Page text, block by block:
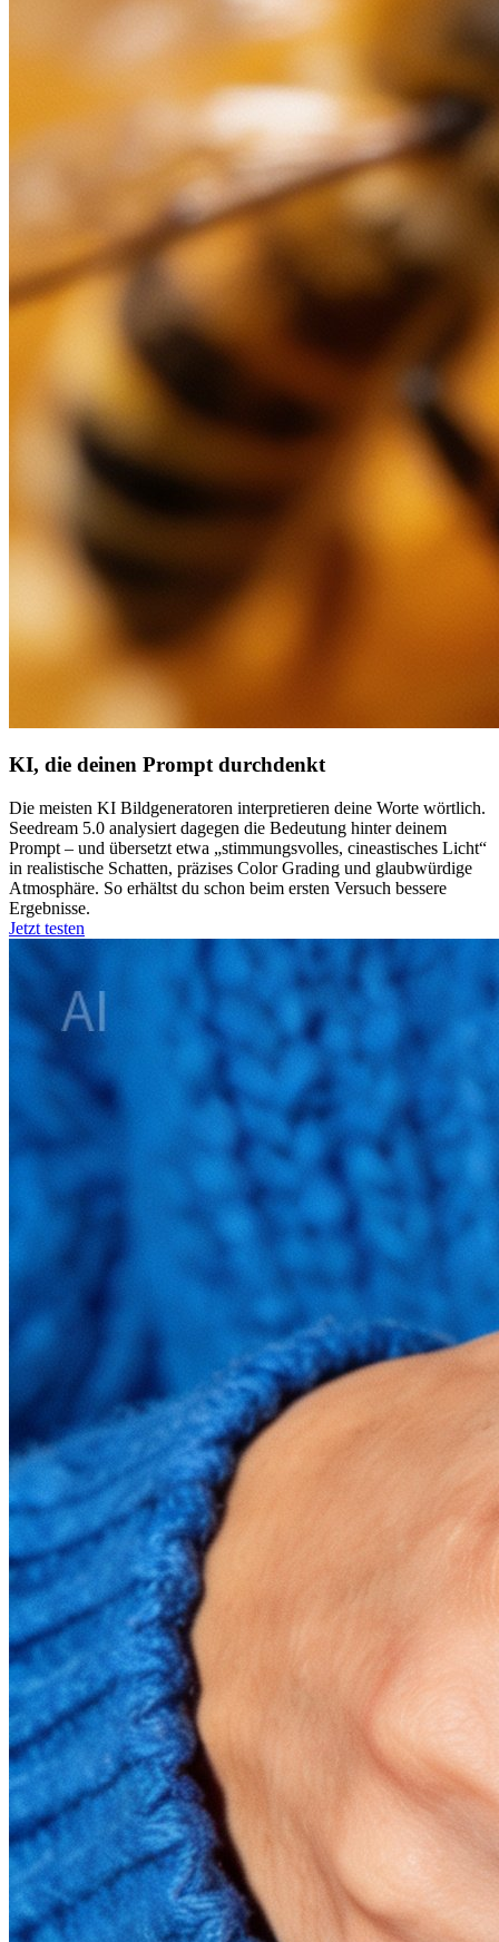
KI, die deinen Prompt durchdenkt
Die meisten KI Bildgeneratoren interpretieren deine Worte wörtlich.
Seedream 5.0 analysiert dagegen die Bedeutung hinter deinem
Prompt – und übersetzt etwa „stimmungsvolles, cineastisches Licht“
in realistische Schatten, präzises Color Grading und glaubwürdige
Atmosphäre. So erhältst du schon beim ersten Versuch bessere
Ergebnisse.
Jetzt testen